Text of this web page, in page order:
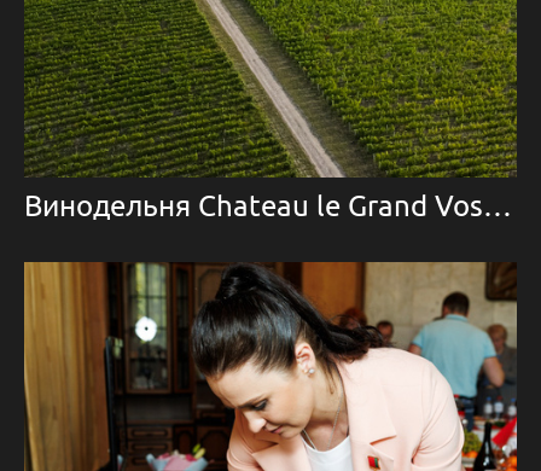
Винодельня Chateau le Grand Vostock